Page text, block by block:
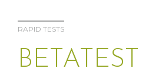
RAPID TESTS
BETATEST